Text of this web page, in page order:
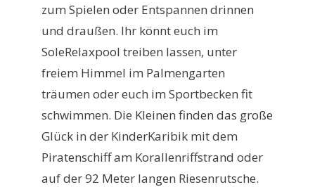
zum Spielen oder Entspannen drinnen
und draußen. Ihr könnt euch im
SoleRelaxpool treiben lassen, unter
freiem Himmel im Palmengarten
träumen oder euch im Sportbecken fit
schwimmen. Die Kleinen finden das große
Glück in der KinderKaribik mit dem
Piratenschiff am Korallenriffstrand oder
auf der 92 Meter langen Riesenrutsche.